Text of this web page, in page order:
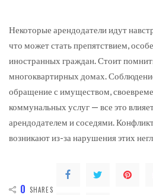
Некоторые арендодатели идут
что может стать препятствием,
иностранных граждан. Стоит
многоквартирных домах.
обращение с имуществом,
коммунальных услуг — все это
арендодателем и соседями.
возникают из-за нарушения этих
0 SHARES